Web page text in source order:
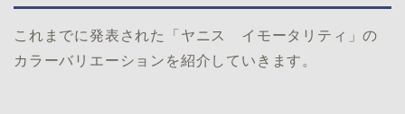
これまでに発表された「ヤニス イモータリティ」の
カラーバリエーションを紹介していきます。